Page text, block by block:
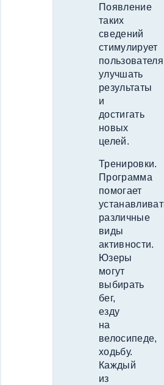
Появление
таких
сведений
стимулирует
пользователя
улучшать
результаты
и
достигать
новых
целей.
Тренировки.
Программа
помогает
различные
виды
активности.
Юзеры
могут
выбирать
бег,
езду
на
велосипеде,
ходьбу.
Каждый
из